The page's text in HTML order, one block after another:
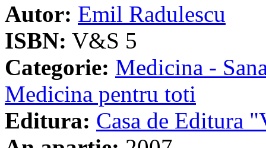
Autor: Emil Radulescu
ISBN: V&S 5
Categorie: Medicina -
Medicina pentru toti
Editura: Casa de Editura